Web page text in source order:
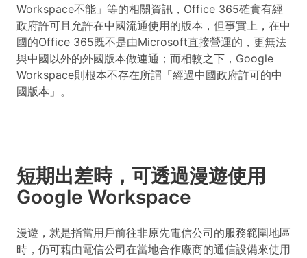
Workspace不能」等的相關資訊，Office 365確實有經
政府許可且允許在中國流通使用的版本，但事實上，在中
國的Office 365既不是由Microsoft直接營運的，更無法
與中國以外的外國版本做連通；而相較之下，Google
Workspace則根本不存在所謂「經過中國政府許可的中
國版本」。
短期出差時，可透過漫遊使用
Google Workspace
漫遊，就是指當用戶前往非原先電信公司的服務範圍地區
時，仍可藉由電信公司在當地合作廠商的通信設備來使用